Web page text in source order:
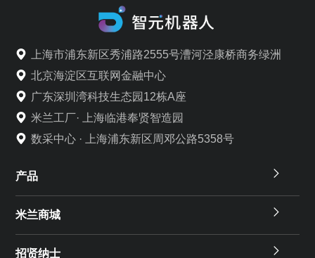
上海市浦东新区秀浦路2555号漕河泾康桥商务绿洲
北京海淀区互联网金融中心
广东深圳湾科技生态园12栋A座
米兰工厂· 上海临港奉贤智造园
数采中心 · 上海浦东新区周邓公路5358号
产品
米兰商城
招贤纳士